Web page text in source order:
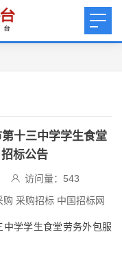
十三中学学生食堂
标公告
访问量： 543
采购招标 中国招标网
学学生食堂劳务外包服